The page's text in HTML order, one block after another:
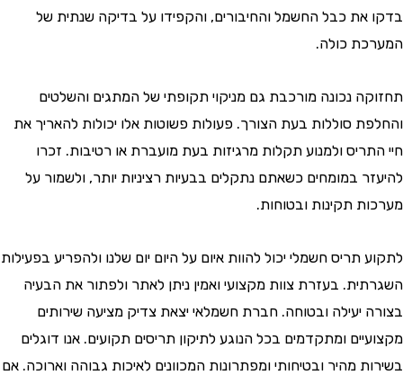
כבל החשמל והחיבורים, והקפידו על בדיקה שנתית של
כולה.
נכונה מורכבת גם מניקוי תקופתי של המתגים והשלטים
סוללות בעת הצורך. פעולות פשוטות אלו יכולות להאריך את
ולמנוע תקלות מרגיזות בעת מועברת או רטיבות. זכרו
במומחים כשאתם נתקלים בבעיות רציניות יותר, ולשמור על
תקינות ובטוחות.
תריס חשמלי יכול להוות איום על היום יום שלנו ולהפריע בפעילות
בעזרת צוות מקצועי ואמין ניתן לאתר ולפתור את הבעיה
יעילה ובטוחה. חברת חשמלאי יצאת צדיק מציעה שירותים
ומתקדמים בכל הנוגע לתיקון תריסים תקועים. אנו דוגלים
מהיר ובטיחותי ומפתרונות המכוונים לאיכות גבוהה וארוכה. אם